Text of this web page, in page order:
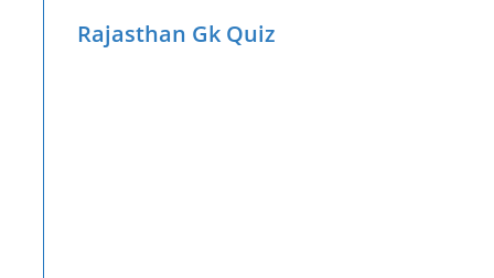
Rajasthan Gk Quiz